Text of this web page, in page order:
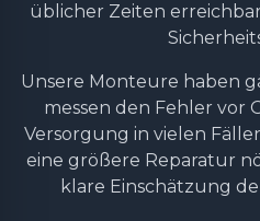
üblicher Zeiten
Unsere Monteure haben
messen den Fehler vor
Versorgung in vielen
eine größere Reparatur
klare Einschätzung